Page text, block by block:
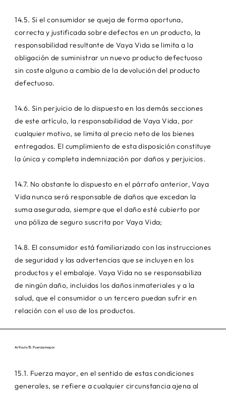
14.5. Si el consumidor se queja de forma oportuna,
correcta y justificada sobre defectos en un producto, la
responsabilidad resultante de Vaya Vida se limita a la
obligación de suministrar un nuevo producto defectuoso
sin coste alguno a cambio de la devolución del producto
defectuoso.
14.6. Sin perjuicio de lo dispuesto en las demás secciones
de este artículo, la responsabilidad de Vaya Vida, por
cualquier motivo, se limita al precio neto de los bienes
entregados. El cumplimiento de esta disposición constituye
la única y completa indemnización por daños y perjuicios.
14.7. No obstante lo dispuesto en el párrafo anterior, Vaya
Vida nunca será responsable de daños que excedan la
suma asegurada, siempre que el daño esté cubierto por
una póliza de seguro suscrita por Vaya Vida;
14.8. El consumidor está familiarizado con las instrucciones
de seguridad y las advertencias que se incluyen en los
productos y el embalaje. Vaya Vida no se responsabiliza
de ningún daño, incluidos los daños inmateriales y a la
salud, que el consumidor o un tercero puedan sufrir en
relación con el uso de los productos.
Artículo 15. Fuerza mayor
15.1. Fuerza mayor, en el sentido de estas condiciones
generales, se refiere a cualquier circunstancia ajena al